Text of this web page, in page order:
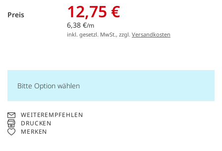
Preis 12,75 €
6,38 €/m
inkl. gesetzl. MwSt., zzgl. Versandkosten
Bitte Option wählen
WEITEREMPFEHLEN
DRUCKEN
MERKEN